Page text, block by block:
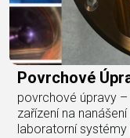
Povrchové
povrchové úpravy
zařízení na
laboratorní